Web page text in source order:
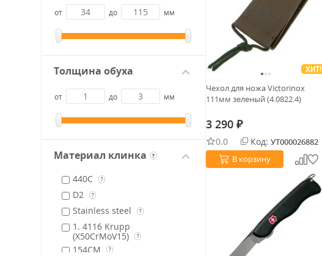
от до мм
Толщина обуха
от до мм
Материал клинка ?
440C ?
D2 ?
Stainless steel ?
1. 4116 Krupp
(X50CrMoV15)
?
154CM ?
ХИТ!
Чехол для ножа Victorinox
111мм зеленый (4.0822.4)
3 290 ₽
0.0 Код: УТ000026882
В корзину